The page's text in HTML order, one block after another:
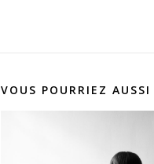
VOUS POURRIEZ